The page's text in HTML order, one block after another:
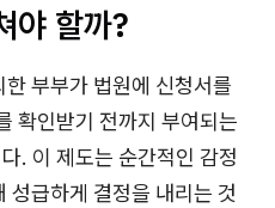
야 할까?
부부가 법원에 신청서를
확인받기 전까지 부여되는
. 이 제도는 순간적인 감정
성급하게 결정을 내리는 것